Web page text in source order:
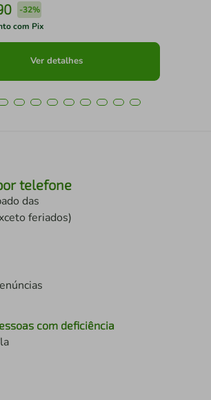
-32%
com Pix
Ver detalhes
telefone
das
feriados)
com deficiência